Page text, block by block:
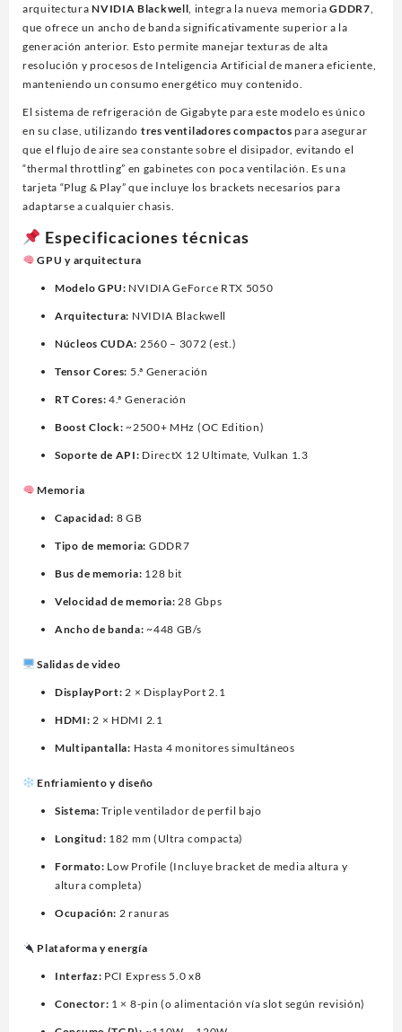
arquitecturaNVIDIA Blackwell , integra la nueva memoriaGDDR7
que ofrece un ancho de banda significativamente superior a la
generación anterior. Esto permite manejar texturas de alta
resolución y procesos de Inteligencia Artificial de manera eficiente,
manteniendo un consumo energético muy contenido.
El sistema de refrigeración de Gigabyte para este modelo es único
en su clase, utilizando tres ventiladores compactos para asegurar
que el flujo de aire sea constante sobre el disipador, evitando el
“thermal throttling” en gabinetes con poca ventilación. Es una
tarjeta “Plug & Play” que incluye los brackets necesarios para
adaptarse a cualquier chasis.
Especificaciones técnicas
GPU y arquitectura
Modelo GPU: NVIDIA GeForce RTX 5050
Arquitectura: NVIDIA Blackwell
Núcleos CUDA: 2560 – 3072 (est.)
Tensor Cores: 5.ª Generación
RT Cores: 4.ª Generación
Boost Clock: ~2500+ MHz (OC Edition)
Soporte de API: DirectX 12 Ultimate, Vulkan 1.3
Memoria
Capacidad: 8 GB
Tipo de memoria: GDDR7
Bus de memoria: 128 bit
Velocidad de memoria: 28 Gbps
Ancho de banda: ~448 GB/s
Salidas de video
DisplayPort: 2 × DisplayPort 2.1
HDMI: 2 × HDMI 2.1
Multipantalla: Hasta 4 monitores simultáneos
Enfriamiento y diseño
Sistema: Triple ventilador de perfil bajo
Longitud: 182 mm (Ultra compacta)
Formato: Low Profile (Incluye bracket de media altura y
altura completa)
Ocupación: 2 ranuras
Plataforma y energía
Interfaz: PCI Express 5.0 x8
Conector: 1 × 8-pin (o alimentación vía slot según revisión)